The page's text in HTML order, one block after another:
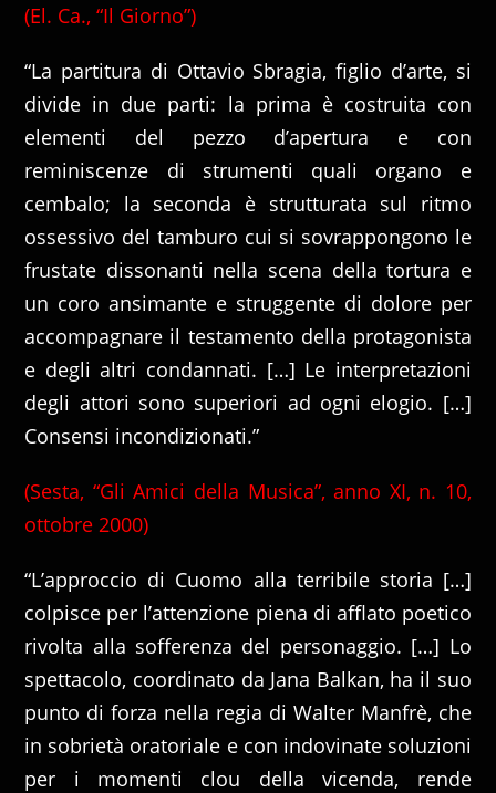
(El. Ca., “Il Giorno”)
“La partitura di Ottavio Sbragia, figlio d’arte, si
divide in due parti: la prima è costruita con
elementi del pezzo d’apertura e con
reminiscenze di strumenti quali organo e
cembalo; la seconda è strutturata sul ritmo
ossessivo del tamburo cui si sovrappongono le
frustate dissonanti nella scena della tortura e
un coro ansimante e struggente di dolore per
accompagnare il testamento della protagonista
e degli altri condannati. […] Le interpretazioni
degli attori sono superiori ad ogni elogio. […]
Consensi incondizionati.”
(Sesta, “Gli Amici della Musica”, anno XI, n. 10,
ottobre 2000)
“L’approccio di Cuomo alla terribile storia […]
colpisce per l’attenzione piena di afflato poetico
rivolta alla sofferenza del personaggio. […] Lo
spettacolo, coordinato da Jana Balkan, ha il suo
punto di forza nella regia di Walter Manfrè, che
in sobrietà oratoriale e con indovinate soluzioni
per i momenti clou della vicenda, rende